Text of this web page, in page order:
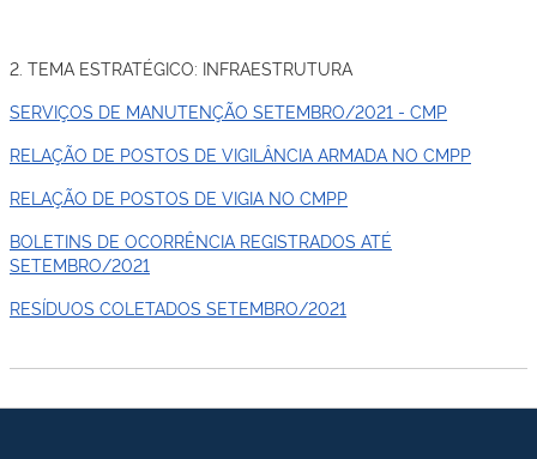
2. TEMA ESTRATÉGICO: INFRAESTRUTURA
SERVIÇOS DE MANUTENÇÃO SETEMBRO/2021 - CMP
RELAÇÃO DE POSTOS DE VIGILÂNCIA ARMADA NO CMPP
RELAÇÃO DE POSTOS DE VIGIA NO CMPP
BOLETINS DE OCORRÊNCIA REGISTRADOS ATÉ
SETEMBRO/2021
RESÍDUOS COLETADOS SETEMBRO/2021